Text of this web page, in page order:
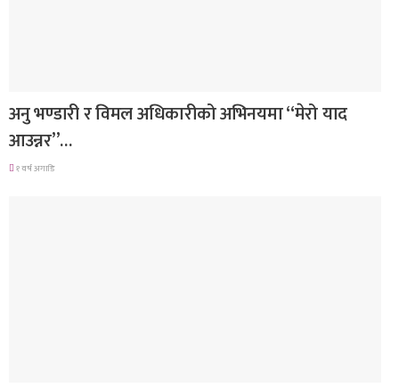
अनु भण्डारी र विमल अधिकारीको अभिनयमा “मेरो याद
आउन्नर”…
१ वर्ष अगाडि